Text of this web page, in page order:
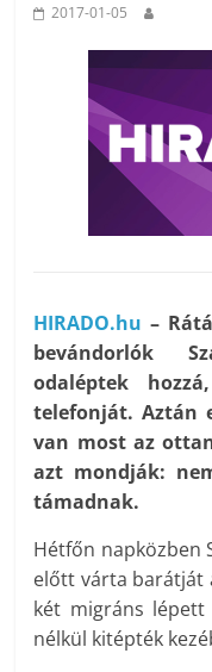
2017-01-05
HIRADO.hu –
bevándorlók
odaléptek
telefonját. Aztán
van most az
azt mondják:
támadnak.
Hétfőn napközben
előtt várta barátját
két migráns lépett
nélkül kitépték